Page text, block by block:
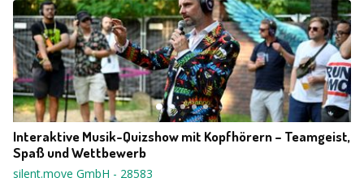
Interaktive Musik-Quizshow mit Kopfhörern – Teamgeist,
Spaß und Wettbewerb
silent.move GmbH - 28583